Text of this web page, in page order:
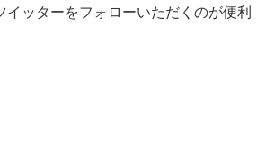
イッターをフォローいただくのが便利